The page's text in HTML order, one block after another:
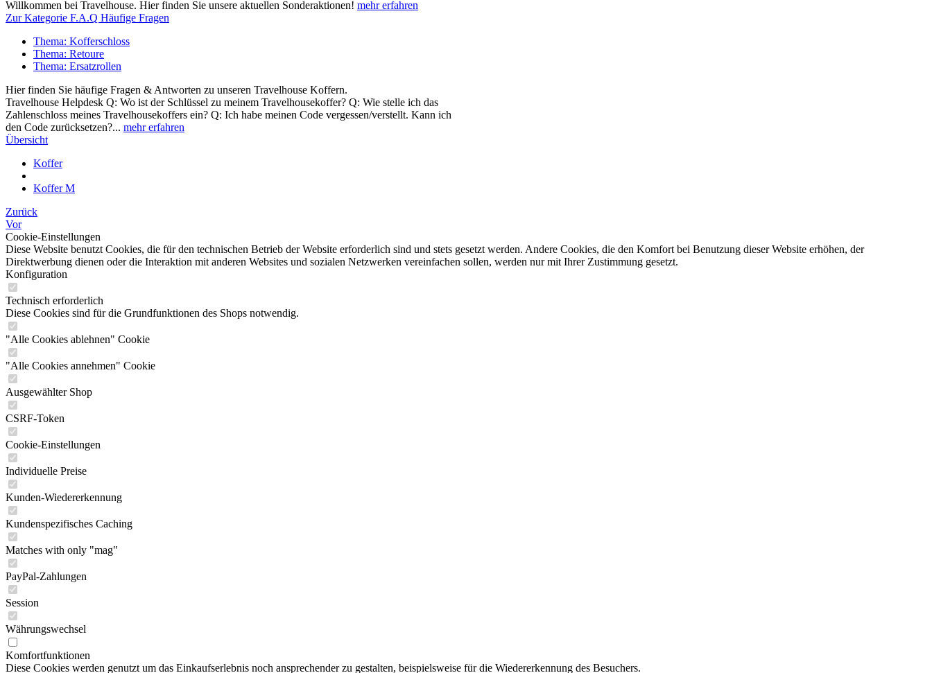
Willkommen bei Travelhouse. Hier finden Sie unsere aktuellen Sonderaktionen! mehr erfahren
Zur Kategorie F.A.Q Häufige Fragen
Thema: Kofferschloss
Thema: Retoure
Thema: Ersatzrollen
Hier finden Sie häufige Fragen & Antworten zu unseren Travelhouse Koffern.
Travelhouse Helpdesk Q: Wo ist der Schlüssel zu meinem Travelhousekoffer? Q: Wie stelle ich das
Zahlenschloss meines Travelhousekoffers ein? Q: Ich habe meinen Code vergessen/verstellt. Kann ich
den Code zurücksetzen?... mehr erfahren
Übersicht
Koffer
Koffer M
Zurück
Vor
Cookie-Einstellungen
Diese Website benutzt Cookies, die für den technischen Betrieb der Website erforderlich sind und stets gesetzt werden. Andere Cookies, die den Komfort bei Benutzung dieser Website erhöhen, der
Direktwerbung dienen oder die Interaktion mit anderen Websites und sozialen Netzwerken vereinfachen sollen, werden nur mit Ihrer Zustimmung gesetzt.
Konfiguration
Technisch erforderlich
Diese Cookies sind für die Grundfunktionen des Shops notwendig.
"Alle Cookies ablehnen" Cookie
"Alle Cookies annehmen" Cookie
Ausgewählter Shop
CSRF-Token
Cookie-Einstellungen
Individuelle Preise
Kunden-Wiedererkennung
Kundenspezifisches Caching
Matches with only "mag"
PayPal-Zahlungen
Session
Währungswechsel
Komfortfunktionen
Diese Cookies werden genutzt um das Einkaufserlebnis noch ansprechender zu gestalten, beispielsweise für die Wiedererkennung des Besuchers.